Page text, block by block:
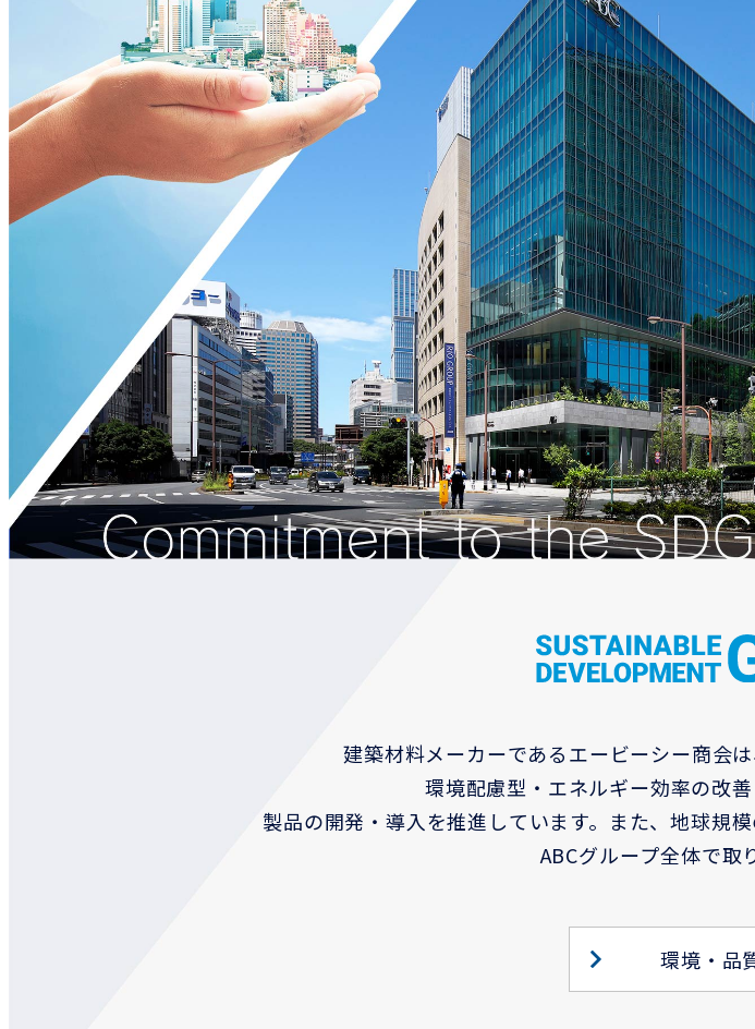
建築材料メーカーであるエービーシー商会は
環境配慮型・エネルギー効率の改善
製品の開発・導入を推進しています。 また、地球規
ABCグループ全体で取
環境・品